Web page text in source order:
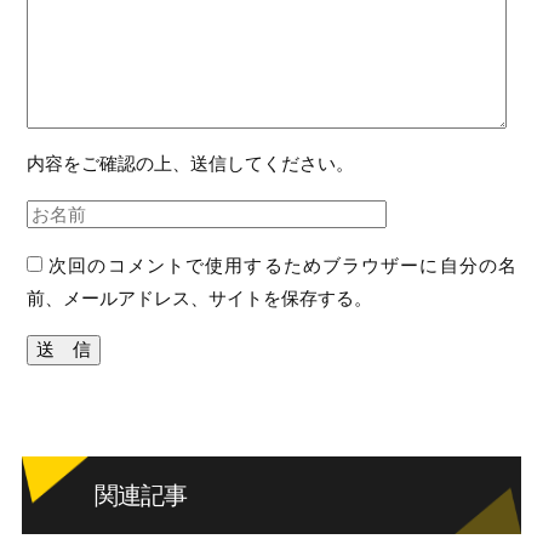
内容をご確認の上、送信してください。
次回のコメントで使用するためブラウザーに自分の名
前、メールアドレス、サイトを保存する。
関連記事